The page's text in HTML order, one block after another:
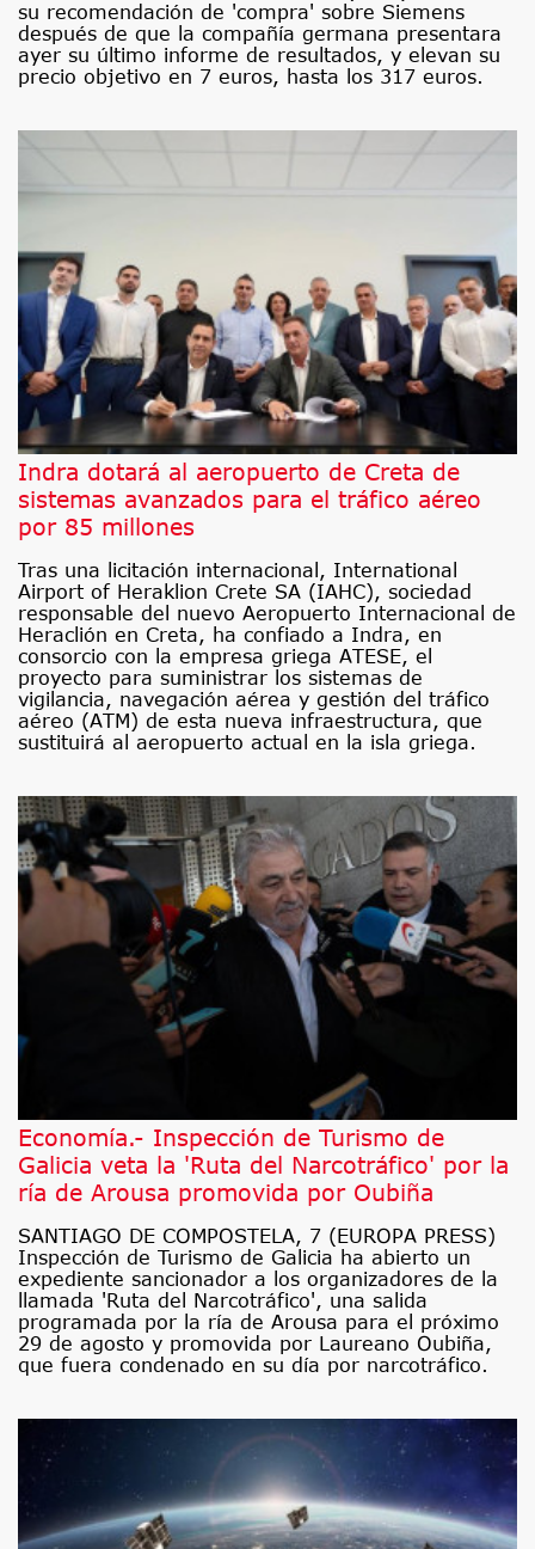
su recomendación de 'compra' sobre Siemens
después de que la compañía germana presentara
ayer su último informe de resultados, y elevan su
precio objetivo en 7 euros, hasta los 317 euros.
Indra dotará al aeropuerto de Creta de
sistemas avanzados para el tráfico aéreo
por 85 millones
Tras una licitación internacional, International
Airport of Heraklion Crete SA (IAHC), sociedad
responsable del nuevo Aeropuerto Internacional de
Heraclión en Creta, ha confiado a Indra, en
consorcio con la empresa griega ATESE, el
proyecto para suministrar los sistemas de
vigilancia, navegación aérea y gestión del tráfico
aéreo (ATM) de esta nueva infraestructura, que
sustituirá al aeropuerto actual en la isla griega.
Economía.- Inspección de Turismo de
Galicia veta la 'Ruta del Narcotráfico' por la
ría de Arousa promovida por Oubiña
SANTIAGO DE COMPOSTELA, 7 (EUROPA PRESS)
Inspección de Turismo de Galicia ha abierto un
expediente sancionador a los organizadores de la
llamada 'Ruta del Narcotráfico', una salida
programada por la ría de Arousa para el próximo
29 de agosto y promovida por Laureano Oubiña,
que fuera condenado en su día por narcotráfico.